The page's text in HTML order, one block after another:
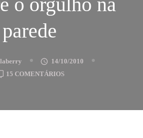
parede
14/10/2010
15 COMENTÁRIOSEM
ORGULHO